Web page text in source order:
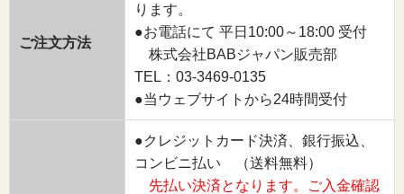
ご注文方法
ります。
●お電話にて 平日10:00～18:00 受付
株式会社BABジャパン販売部
TEL：03-3469-0135
●当ウェブサイトから24時間受付
●クレジットカード決済、銀行振込、
コンビニ払い （送料無料）
先払い決済となります。ご入金確認